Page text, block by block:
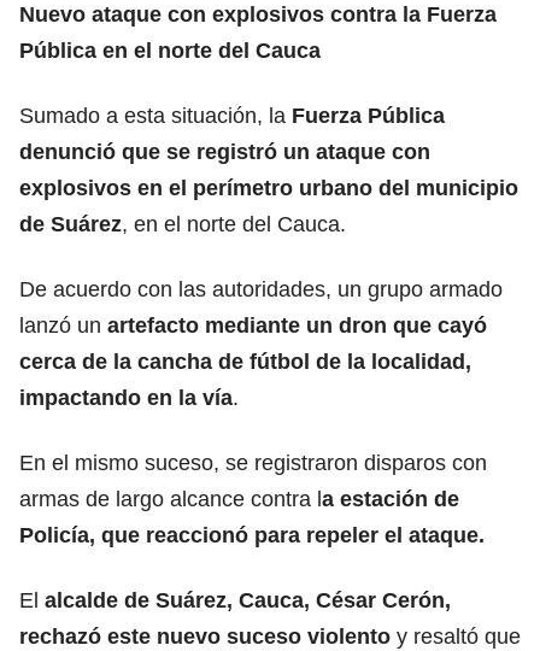
Nuevo ataque con explosivos contra la Fuerza
Pública en el norte del Cauca
Sumado a esta situación, la Fuerza Pública
denunció que se registró un ataque con
explosivos en el perímetro urbano del municipio
de Suárez, en el norte del Cauca.
De acuerdo con las autoridades, un grupo armado
lanzó un artefacto mediante un dron que cayó
cerca de la cancha de fútbol de la localidad,
impactando en la vía.
En el mismo suceso, se registraron disparos con
armas de largo alcance contra la estación de
Policía, que reaccionó para repeler el ataque.
El alcalde de Suárez, Cauca, César Cerón,
rechazó este nuevo suceso violento y resaltó que